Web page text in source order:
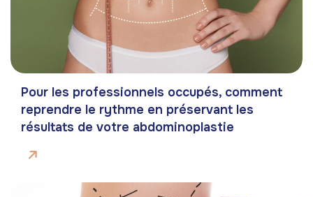
Pour les professionnels occupés, comment
reprendre le rythme en préservant les
résultats de votre abdominoplastie